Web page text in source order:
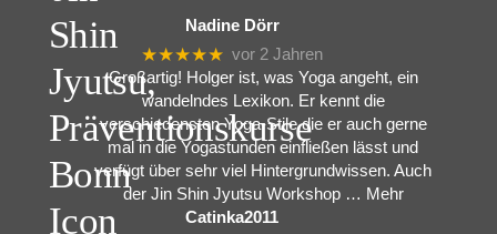
Nadine Dörr
★★★★★ vor 2 Jahren
Großartig! Holger ist, was Yoga angeht, ein
wandelndes Lexikon. Er kennt die
verschiedensten Yoga-Stile die er auch gerne
mal in die Yogastunden einfließen lässt und
verfügt über sehr viel Hintergrundwissen. Auch
der Jin Shin Jyutsu Workshop … Mehr
Catinka2011